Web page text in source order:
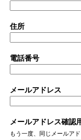
住所
電話番号
メールアドレス
メールアドレス確認
もう一度、同じメールア